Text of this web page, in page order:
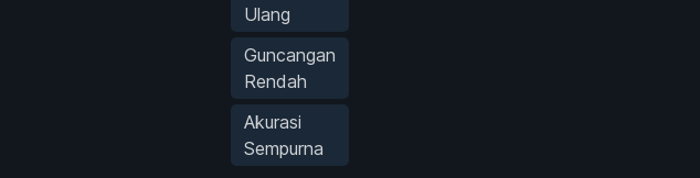
Ulang
Guncangan
Rendah
Akurasi
Sempurna